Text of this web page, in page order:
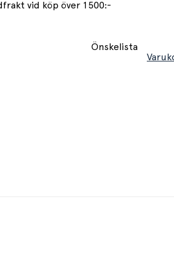
vid köp över 1500:-
Önskelista